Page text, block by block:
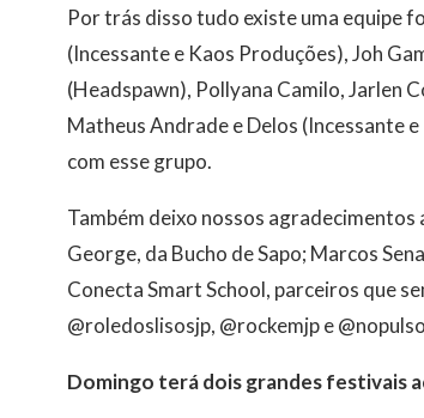
Por trás disso tudo existe uma equipe
(Incessante e Kaos Produções), Joh
(Headspawn), Pollyana Camilo, Jarlen
Matheus Andrade e Delos (Incessante
com esse grupo.
Também deixo nossos agradecimentos
George, da Bucho de Sapo; Marcos
Conecta Smart School, parceiros que
@roledoslisosjp, @rockemjp e
Domingo terá dois grandes festivais